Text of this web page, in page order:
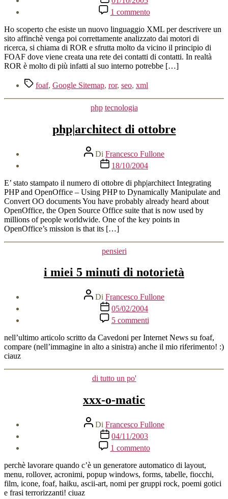
dell'articolo
1 commentosu
SEO
e
XML
Ho scoperto che esiste un nuovo linguaggio XML per descrivere un
sito affinchè venga poi correttamente analizzato dai motori di
ricerca, si chiama di ROR e sfrutta molto da vicino il principio di
FOAF dove viene creata una rete dei contatti di contatti. In realtà
ROR è molto di più infatti al suo interno potrebbe […]
Tagfoaf, Google Sitemap, ror, seo, xml
Categorie
php tecnologia
php|architect di ottobre
Autore
articolo
Di Francesco Fullone
Data
dell'articolo
18/10/2004
E’ stato stampato il numero di ottobre di php|architect Integrating
PHP and OpenOffice – Using PHP to Dynamically Manipulate and
Convert OO documents You have probably already heard about
OpenOffice, the Open Source Office suite that is now used by
millions of people worldwide. One of the key points in
OpenOffice’s mission is that its […]
Categorie
pensieri
i miei 5 minuti di notorietà
Autore
articolo
Di Francesco Fullone
Data
dell'articolo
05/02/2004
5 commentisu
i
miei
5
notorietà
nell’ultimo articolo scritto da Cavedoni per Internet News su foaf,
compare (nell’immagine in alto a sinistra) anche il mio riferimento! :)
ciauz
Categorie
di tutto un po'
xxx-o-matic
Autore
articolo
Di Francesco Fullone
Data
dell'articolo
04/11/2003
1 commentosu
xxx-
o-
matic
perchè lavorare quando c’è un generatore automatico di layout,
menu, rollover, acronimi, popup windows, forms, tabelle, fiocchi,
film, icone, foaf, haiku, ascii-art, nomi per gruppi rock, poemi gotici
e frasi terrorizzanti! ciuaz